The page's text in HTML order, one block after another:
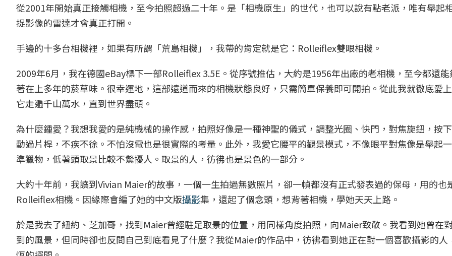
從2001年開始真正接觸相機，至今拍照超過二十年。是「相機原生」的世代，也可以說有點老派，唯有舉起
捉影像的雷達才會真正打開。
手邊的十多台相機裡，如果有所謂「荒島相機」，我帶的肯定就是它：Rolleiflex雙眼相機。
2009年6月，我在德國eBay標下一部Rolleiflex 3.5E。從序號推估，大約是1956年出廠的老相機，至今都還
著在上多年的菸草味。很幸運地，這部遠道而來的相機狀態良好，只需簡單保養即可開拍。從此我就徹底愛
它走遍千山萬水，直到世界盡頭。
為什麼鍾愛？我想我愛的是純機械的操作感，拍照好像是一種神聖的儀式，調整光圈、快門，對焦旋鈕，按
動過片桿，不疾不徐。不怕沒電也是很實際的考量。此外，我愛它腰平的觀景模式，不像眼平對焦像是舉起
準獵物，低著頭取景比較不驚擾人。取景的人，彷彿也是景色的一部分。
大約十年前，我讀到Vivian Maier的故事，一個一生拍過無數照片，卻一幀都沒有正式發表過的保母，用的也
Rolleiflex相機。因緣際會編了她的中文版攝影集，還起了個念頭，想背著相機，學她天天上路。
於是我去了紐約、芝加哥，找到Maier曾經駐足取景的位置，用同樣角度拍照，向Maier致敬。我看到她曾在
到的風景，但同時卻也反問自己到底看見了什麼？我從Maier的作品中，彷彿看到她正在對一個喜歡攝影的人